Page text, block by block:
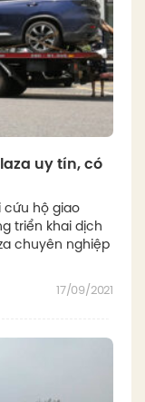
uy tín, có
cứu hộ giao
triển khai dịch
chuyên nghiệp
17/09/2021